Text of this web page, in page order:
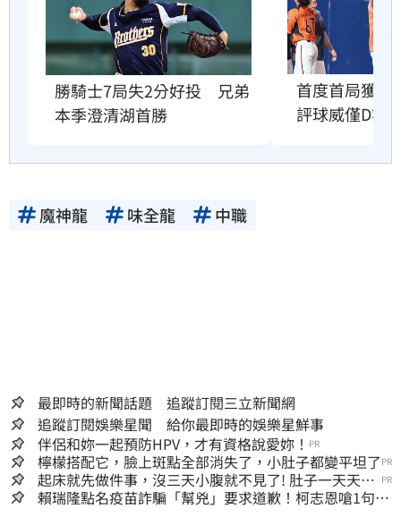
勝騎士7局失2分好投　兄弟
本季澄清湖首勝
首度首局獲支
評球威僅D等
魔神龍 味全龍 中職
最即時的新聞話題 追蹤訂閱三立新聞網
追蹤訂閱娛樂星聞 給你最即時的娛樂星鮮事
伴侶和妳一起預防HPV，才有資格說愛妳！ PR
檸檬搭配它，臉上斑點全部消失了，小肚子都變平坦了 PR
起床就先做件事，沒三天小腹就不見了! 肚子一天天變
小！
PR
賴瑞隆點名疫苗詐騙「幫兇」要求道歉！柯志恩嗆1句被